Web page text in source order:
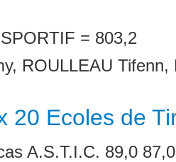
= 803,2
ROULLEAU Tifenn,
20 Ecoles de
A.S.T.I.C. 89,0